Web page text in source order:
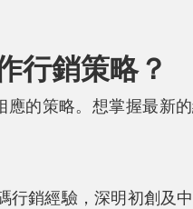
行銷策略？
的策略。想掌握最新
行銷經驗，深明初創及